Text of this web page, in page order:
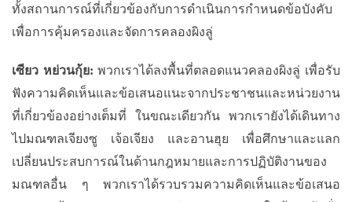
ทั้งสถานการณ์ที่เกี่ยวข้องกับการดำเนินการกำหนดข้อบังคับ
เพื่อการคุ้มครองและจัดการคลองผิงลู่
เซียว หย่วนกุ้ย: พวกเราได้ลงพื้นที่ตลอดแนวคลองผิงลู่ เพื่อรับ
ฟังความคิดเห็นและข้อเสนอแนะจากประชาชนและหน่วยงาน
ที่เกี่ยวข้องอย่างเต็มที่
ในขณะเดียวกัน
พวกเรายังได้เดินทาง
ไปมณฑลเจียงซู
เจ้อเจียง และอานฮุย
เพื่อศึกษาและแลก
เปลี่ยนประสบการณ์ในด้านกฎหมายและการปฏิบัติงานของ
มณฑลอื่น
ๆ
พวกเราได้รวบรวมความคิดเห็นและข้อเสนอ